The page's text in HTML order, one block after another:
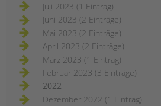
Juli 2023 (1 Eintrag)
Juni 2023 (2 Einträge)
Mai 2023 (2 Einträge)
April 2023 (2 Einträge)
März 2023 (1 Eintrag)
Februar 2023 (3 Einträge)
2022
Dezember 2022 (1 Eintrag)